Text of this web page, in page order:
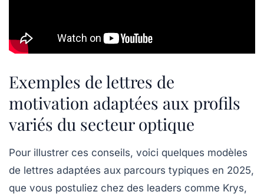
Exemples de lettres de
motivation adaptées aux profils
variés du secteur optique
Pour illustrer ces conseils, voici quelques modèles
de lettres adaptées aux parcours typiques en 2025,
que vous postuliez chez des leaders comme Krys,